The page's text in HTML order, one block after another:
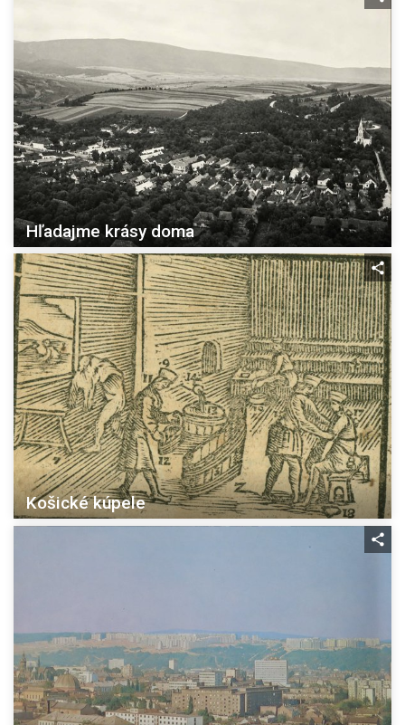
Hľadajme krásy doma
Košické kúpele